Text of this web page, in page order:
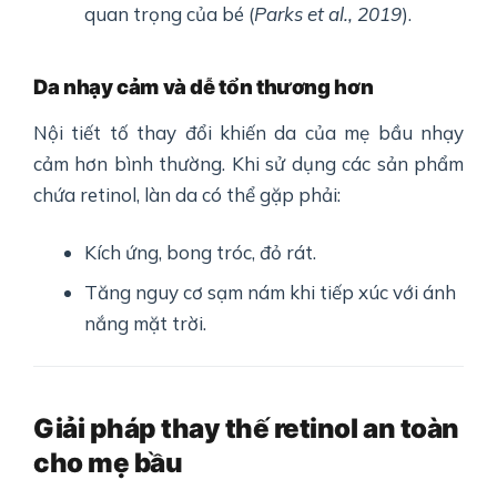
quan trọng của bé (Parks et al., 2019).
Da nhạy cảm và dễ tổn thương hơn
Nội tiết tố thay đổi khiến da của mẹ bầu nhạy
cảm hơn bình thường. Khi sử dụng các sản phẩm
chứa retinol, làn da có thể gặp phải:
Kích ứng, bong tróc, đỏ rát.
Tăng nguy cơ sạm nám khi tiếp xúc với ánh
nắng mặt trời.
Giải pháp thay thế retinol an toàn
cho mẹ bầu